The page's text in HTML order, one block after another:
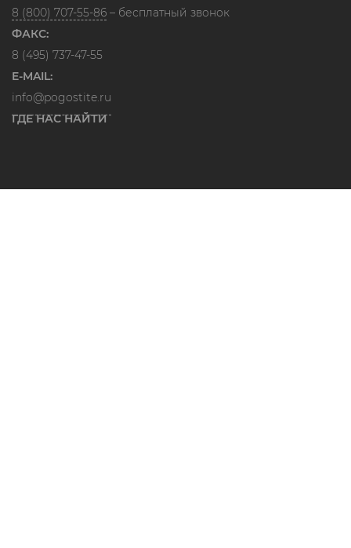
8 (800) 707-55-86 – бесплатный звонок
ФАКС:
8 (495) 737-47-55
E-MAIL:
info@pogostite.ru
ГДЕ НАС НАЙТИ